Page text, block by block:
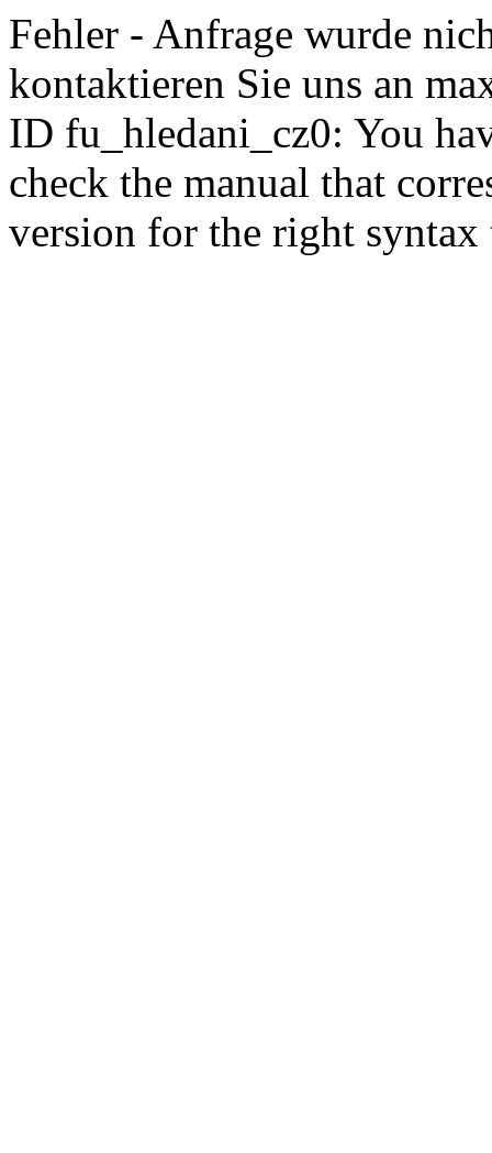
Fehler - Anfrage wurde
kontaktieren Sie uns an
ID fu_hledani_cz0: You
check the manual that
version for the right syntax